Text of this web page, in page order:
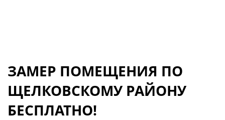
ЗАМЕР ПОМЕЩЕНИЯ ПО
ЩЕЛКОВСКОМУ РАЙОНУ
БЕСПЛАТНО!